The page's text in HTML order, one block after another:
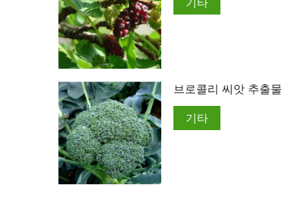
기타
브로콜리 씨앗 추출물
기타